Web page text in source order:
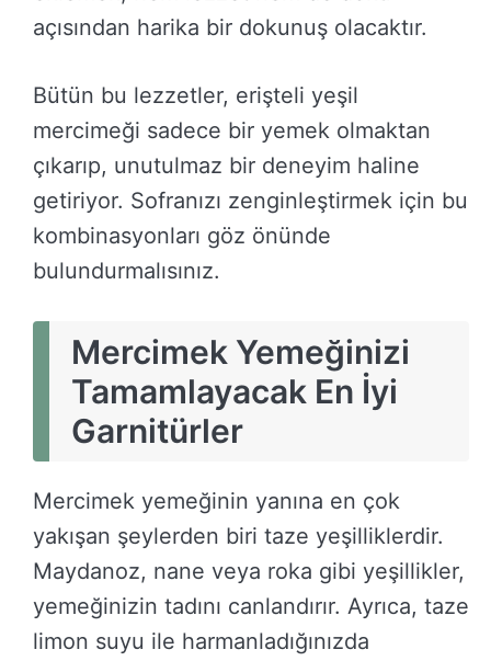
açısından harika bir dokunuş olacaktır.
Bütün bu lezzetler, erişteli yeşil
mercimeği sadece bir yemek olmaktan
çıkarıp, unutulmaz bir deneyim haline
getiriyor. Sofranızı zenginleştirmek için bu
kombinasyonları göz önünde
bulundurmalısınız.
Mercimek Yemeğinizi
Tamamlayacak En İyi
Garnitürler
Mercimek yemeğinin yanına en çok
yakışan şeylerden biri taze yeşilliklerdir.
Maydanoz, nane veya roka gibi yeşillikler,
yemeğinizin tadını canlandırır. Ayrıca, taze
limon suyu ile harmanladığınızda